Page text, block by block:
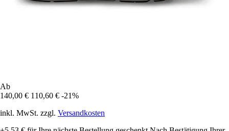
Ab
140,00 € 110,60 € -21%
inkl. MwSt. zzgl. Versandkosten